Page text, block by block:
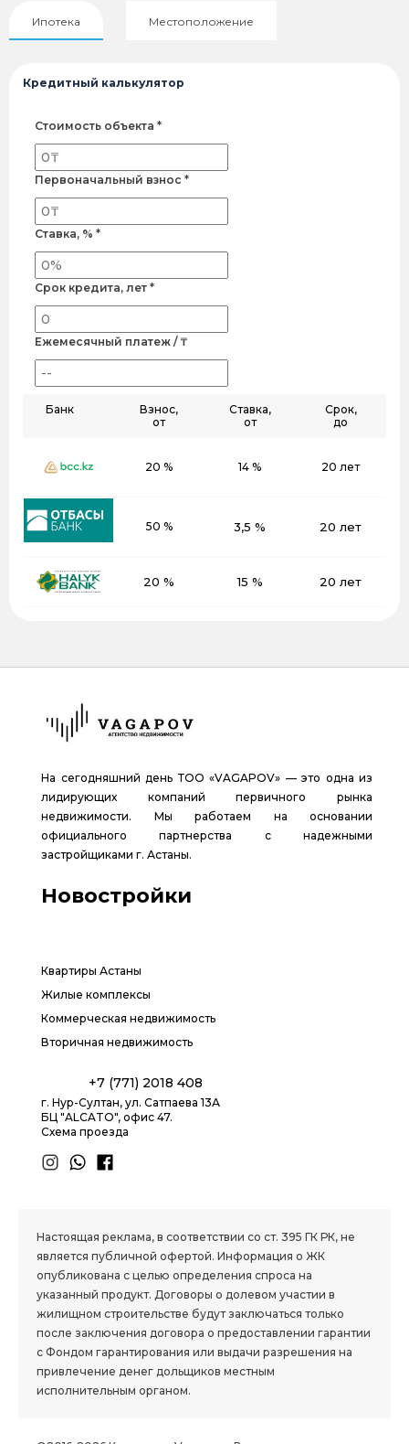
Ипотека Местоположение
Кредитный калькулятор
Стоимость объекта *
Первоначальный взнос *
Ставка, % *
Срок кредита, лет *
Ежемесячный платеж / ₸
Банк
Взнос,
от
Ставка,
от
Срок,
до
20 % 14 % 20 лет
50 % 3,5 % 20 лет
20 % 15 % 20 лет
На сегодняшний день ТОО «VAGAPOV» — это одна из
лидирующих компаний первичного рынка
недвижимости. Мы работаем на основании
официального партнерства с надежными
застройщиками г. Астаны.
Новостройки
Квартиры Астаны
Жилые комплексы
Коммерческая недвижимость
Вторичная недвижимость
+7 (771) 2018 408
г. Нур-Султан, ул. Сатпаева 13А
БЦ "ALCATO", офис 47.
Схема проезда
Настоящая реклама, в соответствии со ст. 395 ГК РК, не
является публичной офертой. Информация о ЖК
опубликована с целью определения спроса на
указанный продукт. Договоры о долевом участии в
жилищном строительстве будут заключаться только
после заключения договора о предоставлении гарантии
с Фондом гарантирования или выдачи разрешения на
привлечение денег дольщиков местным
исполнительным органом.